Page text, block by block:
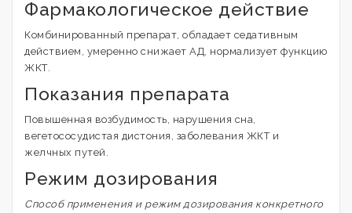
Фармакологическое действие
Комбинированный препарат, обладает седативным
действием, умеренно снижает АД, нормализует функцию
ЖКТ.
Показания препарата
Повышенная возбудимость, нарушения сна,
вегетососудистая дистония, заболевания ЖКТ и
желчных путей.
Режим дозирования
Способ применения и режим дозирования конкретного